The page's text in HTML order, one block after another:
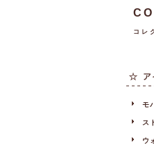
コレ
モ
ス
ウ